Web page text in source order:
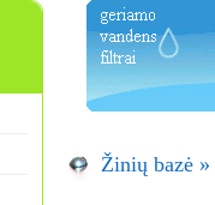
Žinių bazė»